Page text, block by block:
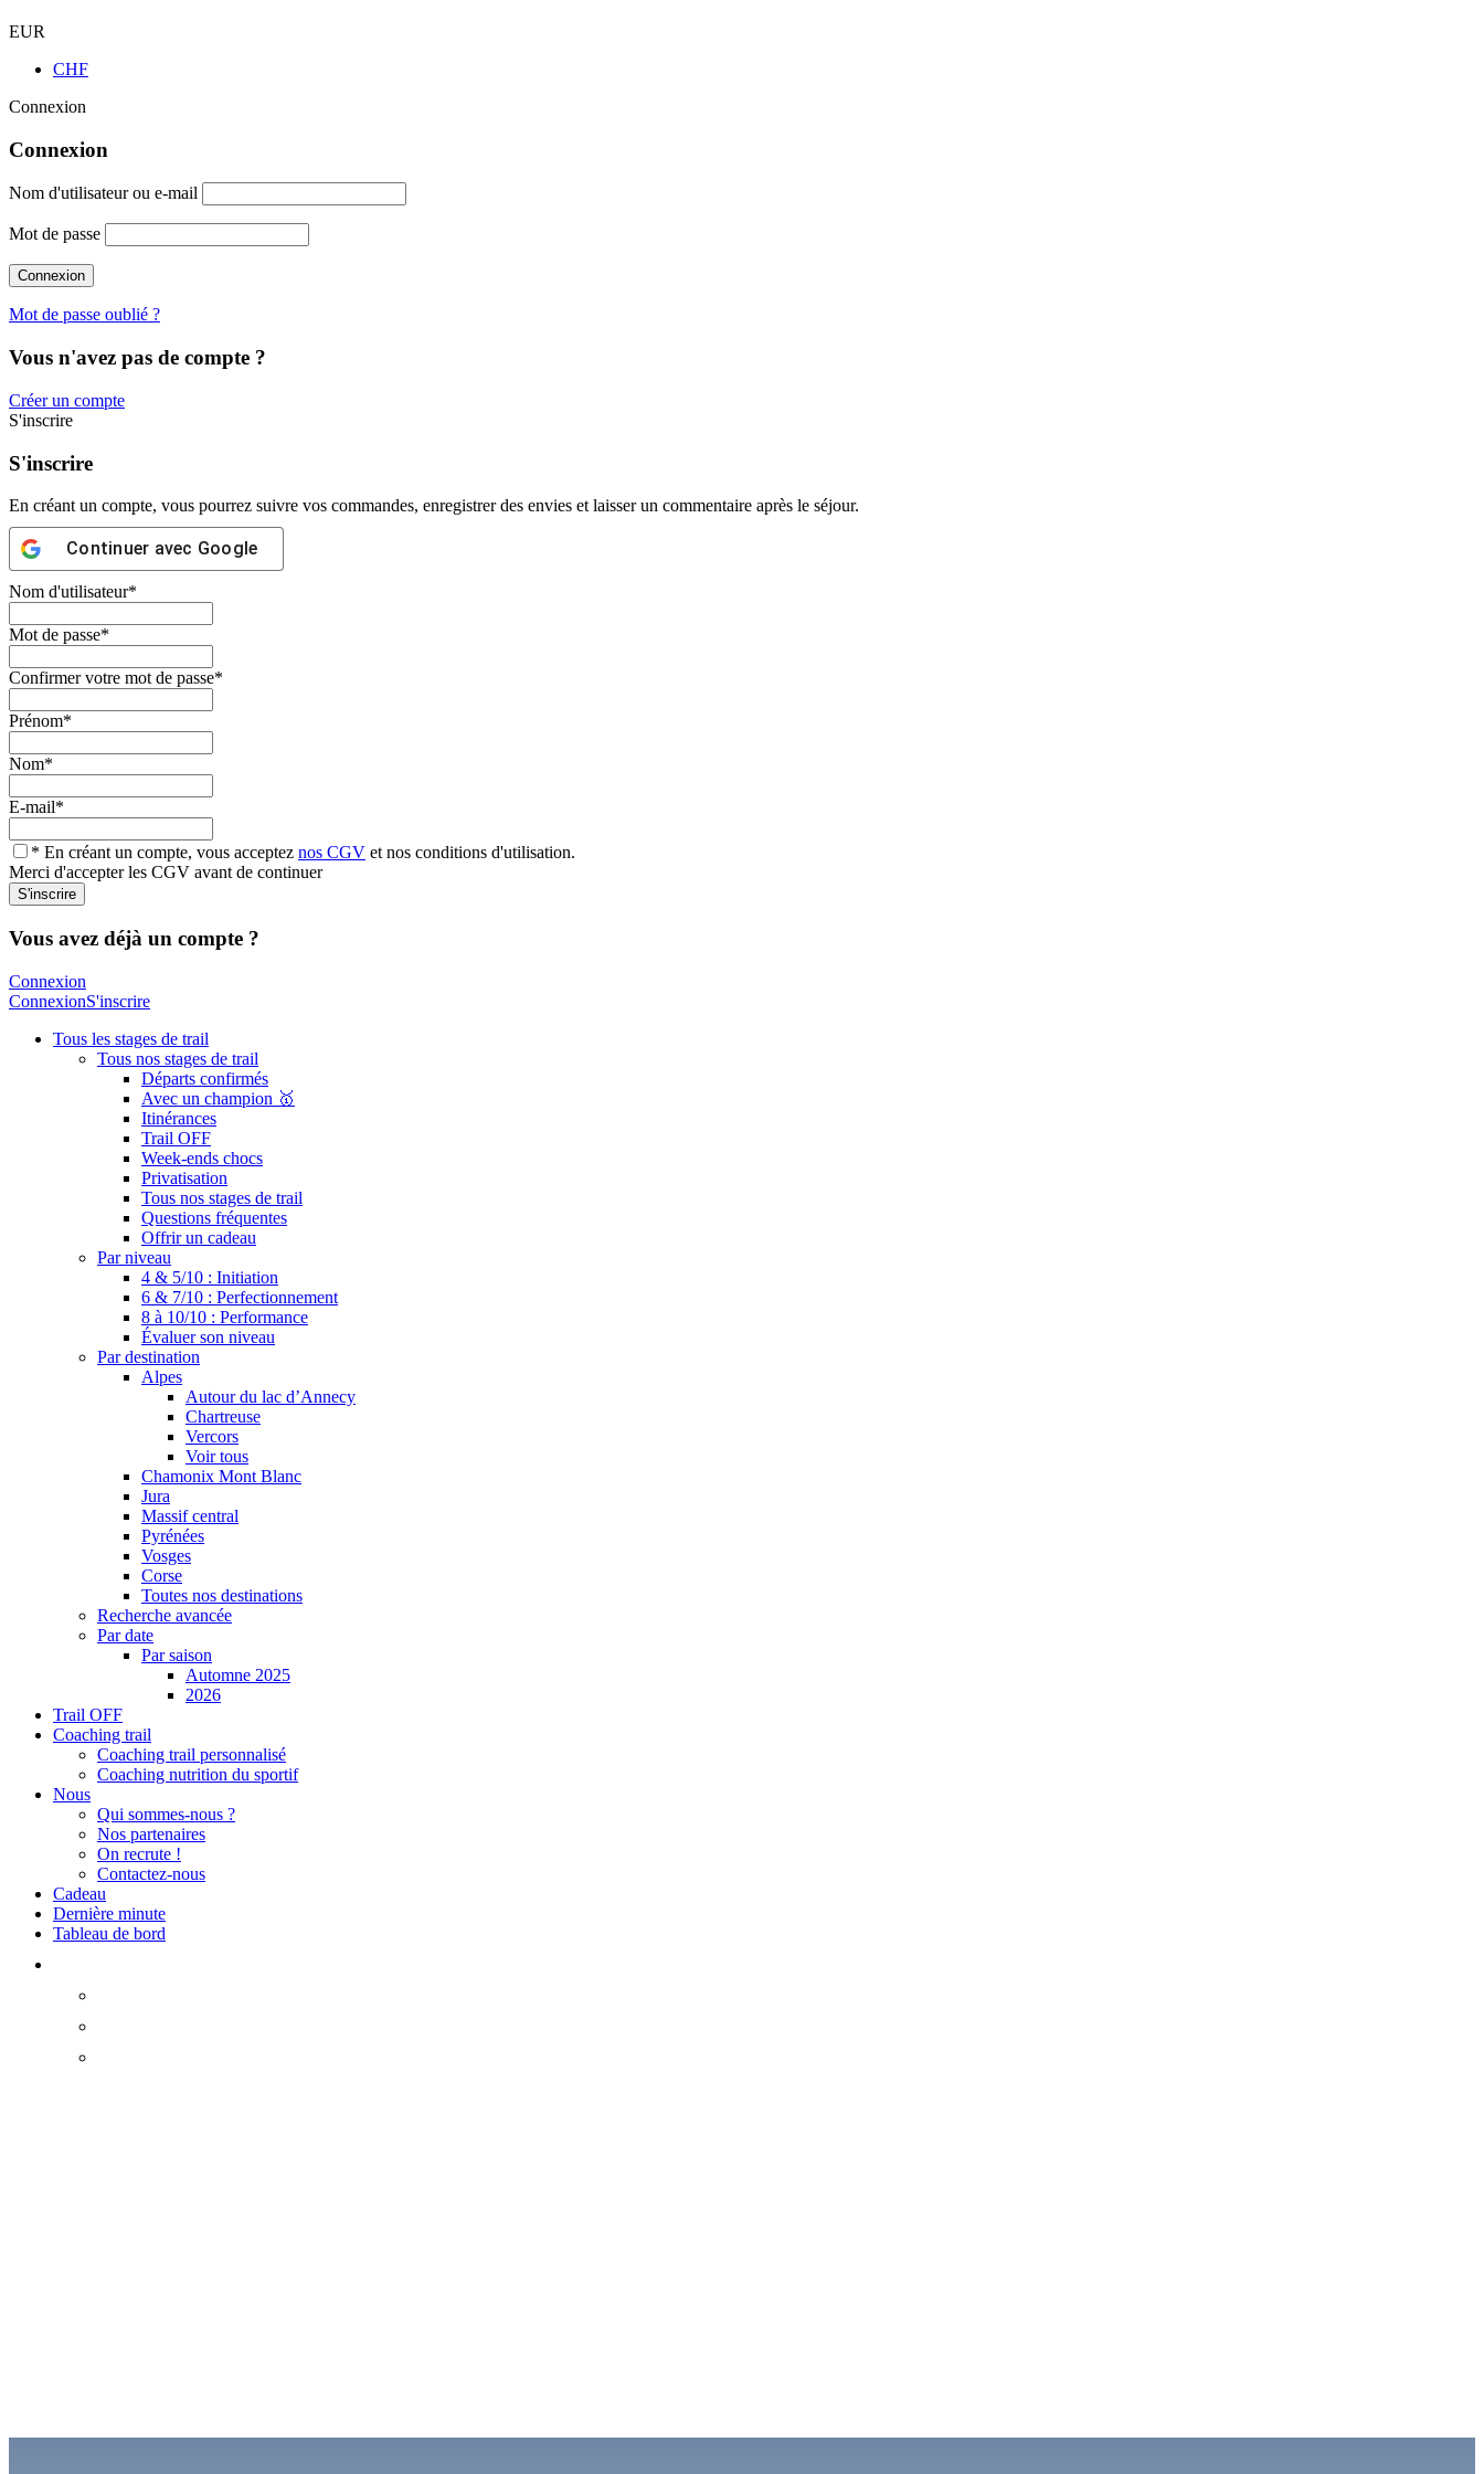
EUR
CHF
Connexion
Connexion
Nom d'utilisateur ou e-mail
Mot de passe
Mot de passe oublié ?
Vous n'avez pas de compte ?
Créer un compte
S'inscrire
S'inscrire
En créant un compte, vous pourrez suivre vos commandes, enregistrer des envies et laisser un commentaire après le séjour.
Continuer avec Google
Nom d'utilisateur*
Mot de passe*
Confirmer votre mot de passe*
Prénom*
Nom*
E-mail*
* En créant un compte, vous acceptez nos CGV et nos conditions d'utilisation.
Merci d'accepter les CGV avant de continuer
Vous avez déjà un compte ?
Connexion
ConnexionS'inscrire
Tous les stages de trail
Tous nos stages de trail
Départs confirmés
Avec un champion 🥇
Itinérances
Trail OFF
Week-ends chocs
Privatisation
Tous nos stages de trail
Questions fréquentes
Offrir un cadeau
Par niveau
4 & 5/10 : Initiation
6 & 7/10 : Perfectionnement
8 à 10/10 : Performance
Évaluer son niveau
Par destination
Alpes
Autour du lac d’Annecy
Chartreuse
Vercors
Voir tous
Chamonix Mont Blanc
Jura
Massif central
Pyrénées
Vosges
Corse
Toutes nos destinations
Recherche avancée
Par date
Par saison
Automne 2025
2026
Trail OFF
Coaching trail
Coaching trail personnalisé
Coaching nutrition du sportif
Nous
Qui sommes-nous ?
Nos partenaires
On recrute !
Contactez-nous
Cadeau
Dernière minute
Tableau de bord